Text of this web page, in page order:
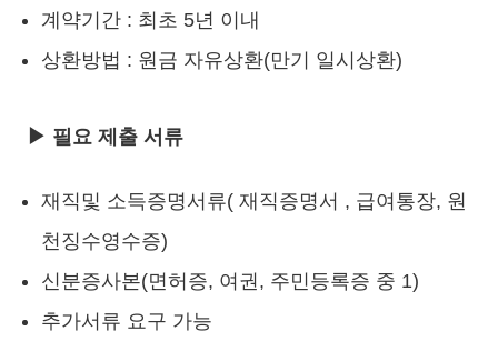
계약기간 : 최초 5년 이내
상환방법 : 원금 자유상환(만기 일시상환)
▶ 필요 제출 서류
재직및 소득증명서류( 재직증명서 , 급여통장, 원
천징수영수증)
신분증사본(면허증, 여권, 주민등록증 중 1)
추가서류 요구 가능